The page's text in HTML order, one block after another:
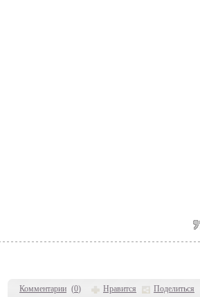
Комментарии (0) Нравится Поделиться